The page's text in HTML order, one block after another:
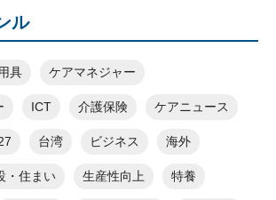
ル
具 ケアマネジャー
ICT 介護保険 ケアニュース
台湾 ビジネス 海外
・住まい 生産性向上 特養